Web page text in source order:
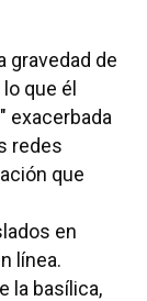
gravedad de
que él
exacerbada
redes
que
en
línea.
la basílica,